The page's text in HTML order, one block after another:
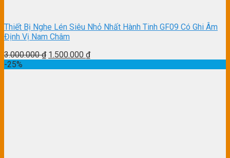
Thiết Bị Nghe Lén Siêu Nhỏ Nhất Hành Tinh GF09 Có Ghi Âm
Định Vị Nam Châm
3.000.000₫ 1.500.000 ₫
-25%